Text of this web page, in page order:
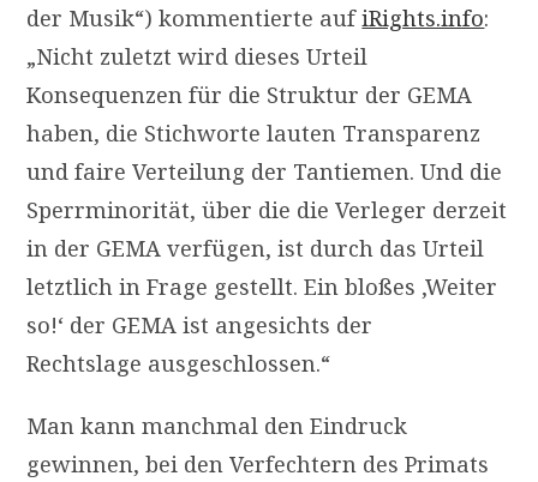
der Musik“) kommentierte aufiRights.info:
„Nicht zuletzt wird dieses Urteil
Konsequenzen für die Struktur der GEMA
haben, die Stichworte lauten Transparenz
und faire Verteilung der Tantiemen. Und die
Sperrminorität, über die die Verleger derzeit
in der GEMA verfügen, ist durch das Urteil
letztlich in Frage gestellt. Ein bloßes ,Weiter
so!‘ der GEMA ist angesichts der
Rechtslage ausgeschlossen.“
Man kann manchmal den Eindruck
gewinnen, bei den Verfechtern des Primats